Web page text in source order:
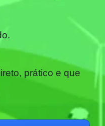
prático e que